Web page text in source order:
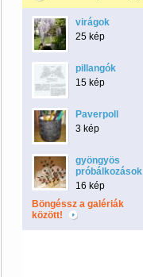
virágok
25 kép
pillangók
15 kép
Paverpoll
3 kép
gyöngyös
próbálkozások
16 kép
Böngéssz a galériák
között!